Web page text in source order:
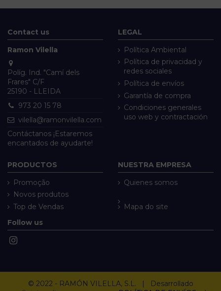
Contact us
Ramon Vilella
Políg. Ind. "Camí dels
Frares" C/F
25190 - LLEIDA
973 20 15 78
vilella@ramonvilella.com
Contáctanos ¡Estaremos
encantados de ayudarte!
LEGAL
Política Ambiental
Política de privacidad y
redes sociales
Política de envíos
Garantía de compra
Condiciones generales
uso web y contractación
PRODUCTOS
Promoção
Novos produtos
Top de Vendas
NUESTRA EMPRESA
Quienes somos
Mapa do site
Follow us
© 2022 - RAMÓN VILELLA, S.L. | Desarrollado